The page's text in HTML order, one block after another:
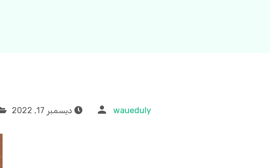
waueduly ديسمبر 17, 2022